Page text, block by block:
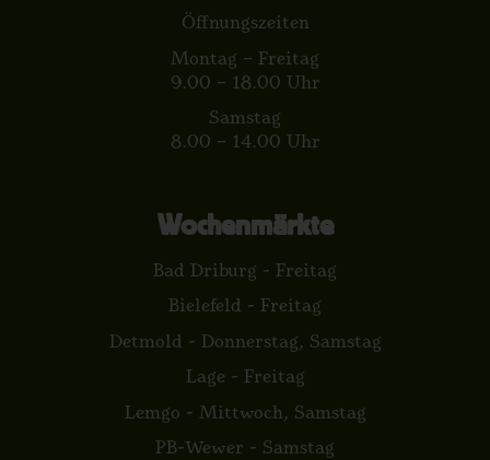
Öffnungszeiten
Montag – Freitag
9.00 – 18.00 Uhr
Samstag
8.00 – 14.00 Uhr
Wochenmärkte
Bad Driburg - Freitag
Bielefeld - Freitag
Detmold - Donnerstag, Samstag
Lage - Freitag
Lemgo - Mittwoch, Samstag
PB-Wewer - Samstag